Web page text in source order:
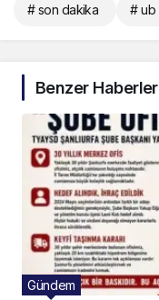
# son dakika # ub
Benzer Haberler
Gündem